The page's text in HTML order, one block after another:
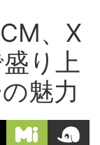
、X
り上
魅力